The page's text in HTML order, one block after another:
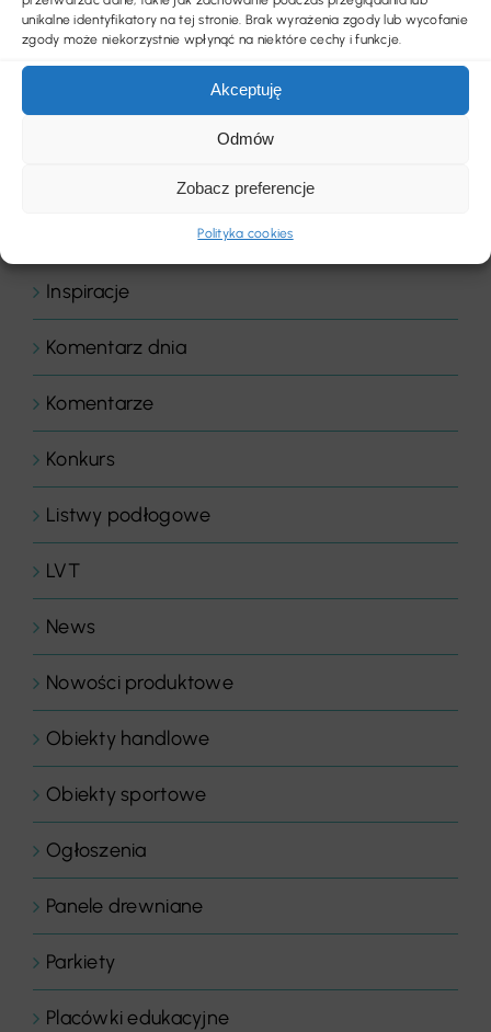
unikalne identyfikatory na tej stronie. Brak wyrażenia zgody lub wycofanie
zgody może niekorzystnie wpłynąć na niektóre cechy i funkcje.
Akceptuję
Odmów
Zobacz preferencje
Polityka cookies
Biznes
Chemia budowlana
Hotele & wellness
Inspiracje
Komentarz dnia
Komentarze
Konkurs
Listwy podłogowe
LVT
News
Nowości produktowe
Obiekty handlowe
Obiekty sportowe
Ogłoszenia
Panele drewniane
Parkiety
Placówki edukacyjne